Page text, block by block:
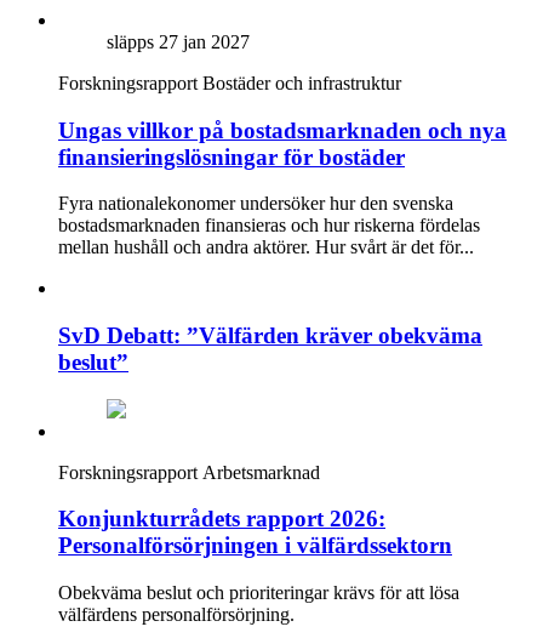
släpps 27 jan 2027
Forskningsrapport Bostäder och infrastruktur
Ungas villkor på bostadsmarknaden och nya
finansieringslösningar för bostäder
Fyra nationalekonomer undersöker hur den svenska
bostadsmarknaden finansieras och hur riskerna fördelas
mellan hushåll och andra aktörer. Hur svårt är det för...
SvD Debatt: ”Välfärden kräver obekväma
beslut”
Forskningsrapport Arbetsmarknad
Konjunkturrådets rapport 2026:
Personalförsörjningen i välfärdssektorn
Obekväma beslut och prioriteringar krävs för att lösa
välfärdens personalförsörjning.